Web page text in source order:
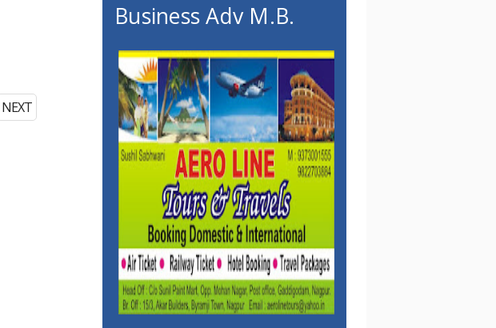
NEXT
Business Adv M.B.